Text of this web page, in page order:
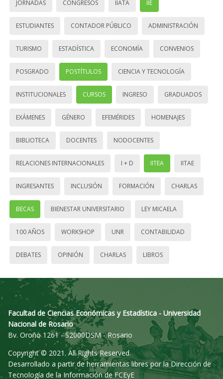
JORNADAS CONGRESOS IIATA IIE
ESTUDIANTES CONTADOR PÚBLICO ADMINISTRACIÓN
TURISMO ESTADÍSTICA ECONOMÍA CONVENIOS
POSGRADO POSTÍTULOS CIENCIA Y TECNOLOGÍA
INSTITUCIONALES CURSOS INGRESO GRADUADOS
EXÁMENES GÉNERO EFEMÉRIDES HOMENAJES
BIBLIOTECA DOCENTES NODOCENTES
RELACIONES INTERNACIONALES I + D IITEA IITAE
INGRESANTES INCLUSIÓN FORMACIÓN CHARLAS
BECAS BIENESTAR UNIVERSITARIO LEY MICAELA
100 AÑOS WORKSHOP UNR CONTABILIDAD
DEBATES OPINIÓN CHARLAS LIBROS
Facultad de Ciencias Económicas y Estadística - Universidad
Nacional de Rosario
Bv. Oroño 1261 - S2000DSM - Rosario
Copyright © 2021. All Rights Reserved.
Desarrollado a partir de herramientas libres por la Dirección de
Tecnología de la Información de FCEyE